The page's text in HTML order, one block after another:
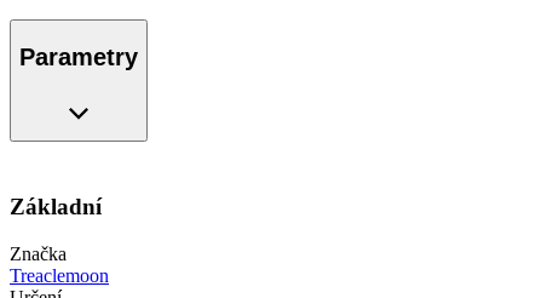
Parametry
Základní
Značka
Treaclemoon